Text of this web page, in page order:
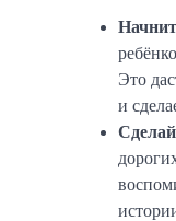
Это
и